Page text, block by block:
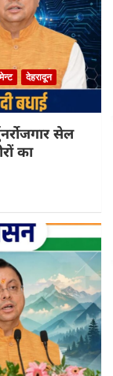
देहरादून
सेल
का